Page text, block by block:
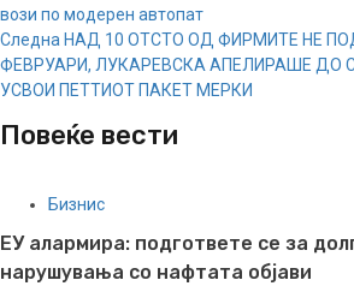
вози по модерен автопат
Следна НАД 10 ОТСТО ОД ФИРМИТЕ НЕ
ФЕВРУАРИ, ЛУКАРЕВСКА АПЕЛИРАШЕ ДО
УСВОИ ПЕТТИОТ ПАКЕТ МЕРКИ
Повеќе вести
Бизнис
ЕУ алармира: подгответе се за
нарушувања со нафтата објави